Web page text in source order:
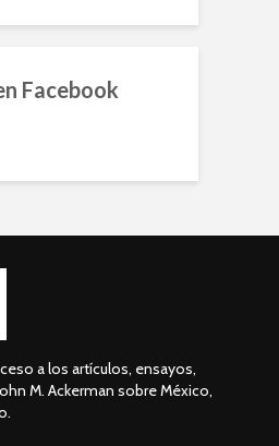
Facebook
a los artículos, ensayos,
M. Ackerman sobre México,